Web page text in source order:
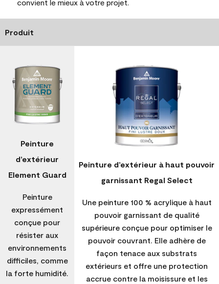
convient le mieux à votre projet.
Produit
Peinture
d’extérieur
Element Guard
Peinture
expressément
conçue pour
résister aux
environnements
difficiles, comme
la forte humidité.
Peinture d’extérieur à haut pouvoir
garnissant Regal Select
Une peinture 100 % acrylique à haut
pouvoir garnissant de qualité
supérieure conçue pour optimiser le
pouvoir couvrant. Elle adhère de
façon tenace aux substrats
extérieurs et offre une protection
accrue contre la moisissure et les